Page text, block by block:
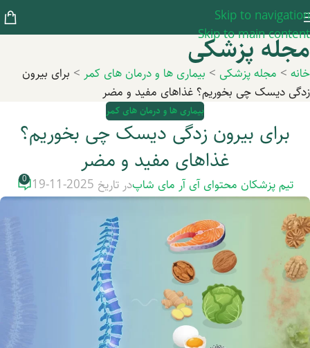
Skip to navigation
Skip to main content
مجله پزشکی
خانه > مجله پزشکی > بیماری ها و درمان های کمر > برای بیرون
زدگی دیسک چی بخوریم؟ غذاهای مفید و مضر
بیماری ها و درمان های کمر
برای بیرون زدگی دیسک چی بخوریم؟
غذاهای مفید و مضر
تیم پزشکان محتوای آی آر مای شاپدر تاریخ 2025-11-19 0